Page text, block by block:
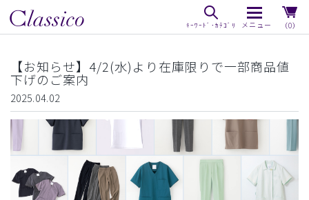
（0）
【お知らせ】4/2(水)より在庫限りで一部商品値
下げのご案内
2025.04.02